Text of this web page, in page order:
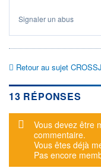
Signaler un abus
Retour au sujet
13 RÉPONSES
Message
Vous devez être
commentaire.
Vous êtes déjà
Pas encore